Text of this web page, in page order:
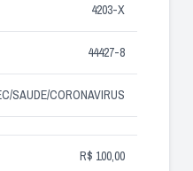
4203-X
44427-8
SAUDE/CORONAVIRUS
R$ 100,00